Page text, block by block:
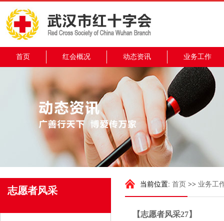
首页 红会概况 动态资讯 业务工作
志愿者风采
当前位置: 首页 >> 业务工
【志愿者风采27】